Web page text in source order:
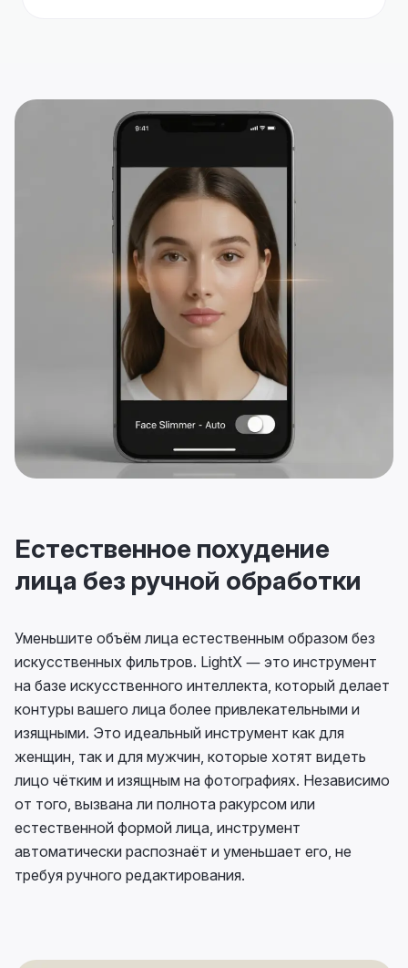
Естественное похудение
лица без ручной обработки
Уменьшите объём лица естественным образом без
искусственных фильтров. LightX — это инструмент
на базе искусственного интеллекта, который делает
контуры вашего лица более привлекательными и
изящными. Это идеальный инструмент как для
женщин, так и для мужчин, которые хотят видеть
лицо чётким и изящным на фотографиях. Независимо
от того, вызвана ли полнота ракурсом или
естественной формой лица, инструмент
автоматически распознаёт и уменьшает его, не
требуя ручного редактирования.